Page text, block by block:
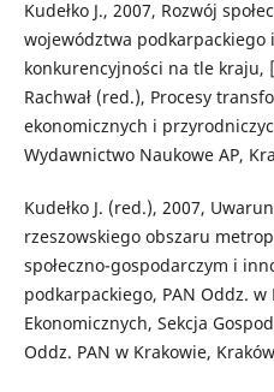
Kudełko J., 2007, Rozwój
województwa podkarpackiego
konkurencyjności na tle kraju,
Rachwał (red.), Procesy
ekonomicznych i
Wydawnictwo Naukowe AP,
Kudełko J. (red.), 2007,
rzeszowskiego obszaru
społeczno-gospodarczym i
podkarpackiego, PAN Oddz.
Ekonomicznych, Sekcja
Oddz. PAN w Krakowie, Kraków